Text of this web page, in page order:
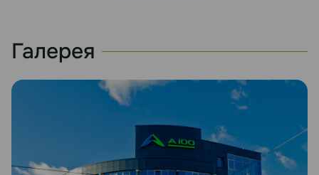
Галерея